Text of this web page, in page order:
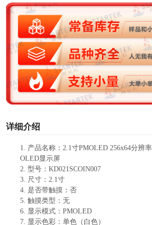
V
i
d
e
o
详细介绍
1. 产品名称： 2.1寸PMOLED 256x64分辨率
OLED显示屏
2. 型号： KD021SCOIN007
3. 尺寸： 2.1寸
4. 是否带触摸： 否
5. 触摸类型： 无
6. 显示模式： PMOLED
7. 显示色彩： 单色（白色）